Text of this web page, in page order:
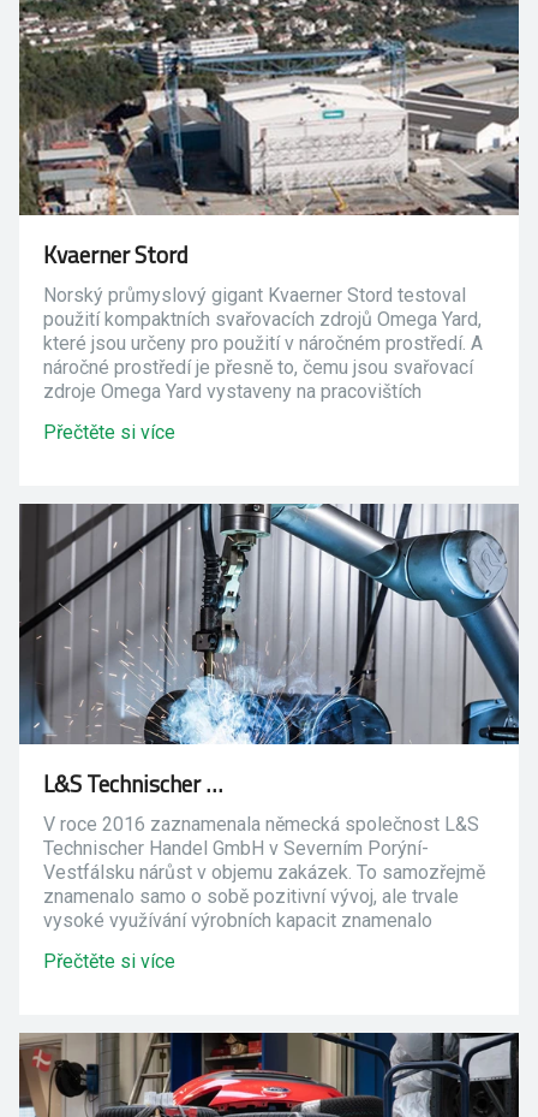
Kvaerner Stord
Norský průmyslový gigant Kvaerner Stord testoval
použití kompaktních svařovacích zdrojů Omega Yard,
které jsou určeny pro použití v náročném prostředí. A
náročné prostředí je přesně to, čemu jsou svařovací
zdroje Omega Yard vystaveny na pracovištích
Přečtěte si více
L&S Technischer Handel
V roce 2016 zaznamenala německá společnost L&S
Technischer Handel GmbH v Severním Porýní-
Vestfálsku nárůst v objemu zakázek. To samozřejmě
znamenalo samo o sobě pozitivní vývoj, ale trvale
vysoké využívání výrobních kapacit znamenalo
Torsten Lezius si uvědomil, že je třeba něco udělat.
Přečtěte si více